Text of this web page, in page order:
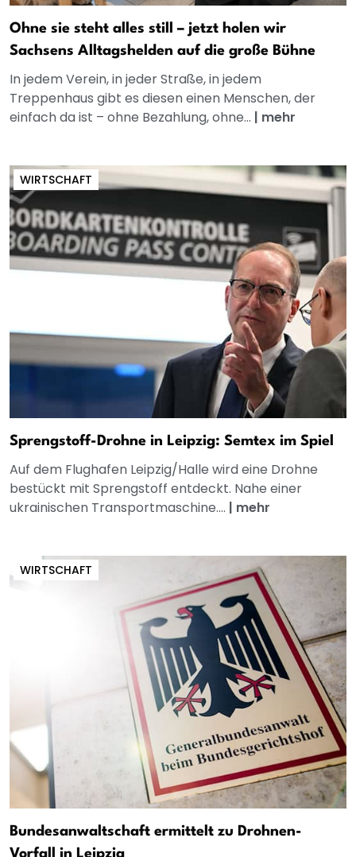
Ohne sie steht alles still – jetzt holen wir
Sachsens Alltagshelden auf die große Bühne
In jedem Verein, in jeder Straße, in jedem
Treppenhaus gibt es diesen einen Menschen, der
einfach da ist – ohne Bezahlung, ohne... | mehr
WIRTSCHAFT
Sprengstoff-Drohne in Leipzig: Semtex im Spiel
Auf dem Flughafen Leipzig/Halle wird eine Drohne
bestückt mit Sprengstoff entdeckt. Nahe einer
ukrainischen Transportmaschine.... | mehr
WIRTSCHAFT
Bundesanwaltschaft ermittelt zu Drohnen-
Vorfall in Leipzig